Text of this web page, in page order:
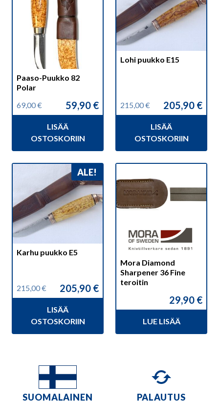
Paaso-Puukko 82
Polar
69,00€
Alkuperäinen
hinta
69,00 €.
59,90 €
Nykyinen
hinta
59,90 €.
LISÄÄ
OSTOSKORIIN
Lohi puukko E15
215,00€
Alkuperäinen
hinta
215,00 €.
205,90 €
Nykyinen
hinta
205,90 €.
LISÄÄ
OSTOSKORIIN
ALE!
Karhu puukko E5
215,00€
Alkuperäinen
hinta
215,00 €.
205,90 €
Nykyinen
hinta
205,90 €.
LISÄÄ
OSTOSKORIIN
Mora Diamond
Sharpener 36 Fine
teroitin
29,90 €
LUE LISÄÄ
SUOMALAINEN PALAUTUS